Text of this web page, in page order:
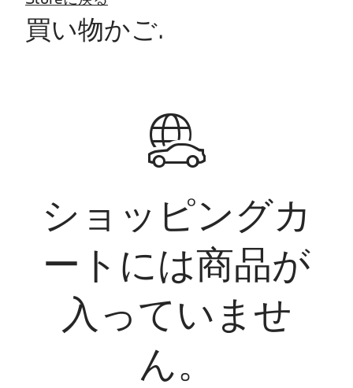
買い物かご.
ショッピングカ
ートには商品が
入っていませ
ん。